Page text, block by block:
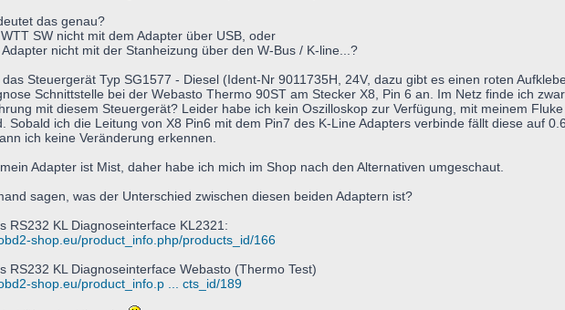
das genau?
SW nicht mit dem Adapter über USB, oder
nicht mit der Stanheizung über den W-Bus / K-line...?
Steuergerät Typ SG1577 - Diesel (Ident-Nr 9011735H, 24V, dazu gibt es einen roten
Schnittstelle bei der Webasto Thermo 90ST am Stecker X8, Pin 6 an. Im Netz finde ich
mit diesem Steuergerät? Leider habe ich kein Oszilloskop zur Verfügung, mit meinem
Sobald ich die Leitung von X8 Pin6 mit dem Pin7 des K-Line Adapters verbinde fällt diese auf
ich keine Veränderung erkennen.
Adapter ist Mist, daher habe ich mich im Shop nach den Alternativen umgeschaut.
sagen, was der Unterschied zwischen diesen beiden Adaptern ist?
RS232 KL Diagnoseinterface KL2321:
shop.eu/product_info.php/products_id/166
RS232 KL Diagnoseinterface Webasto (Thermo Test)
shop.eu/product_info.p ... cts_id/189